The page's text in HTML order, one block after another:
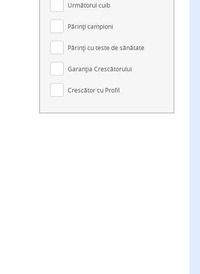
Următorul cuib
Părinți campioni
Părinți cu teste de sănătate
Garanția Crescătorului
Crescător cu Profil